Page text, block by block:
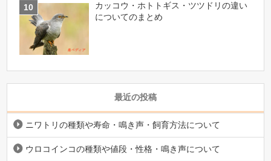
カッコウ・ホトトギス・ツツドリの違い
についてのまとめ
最近の投稿
ニワトリの種類や寿命・鳴き声・飼育方法について
ウロコインコの種類や値段・性格・鳴き声について